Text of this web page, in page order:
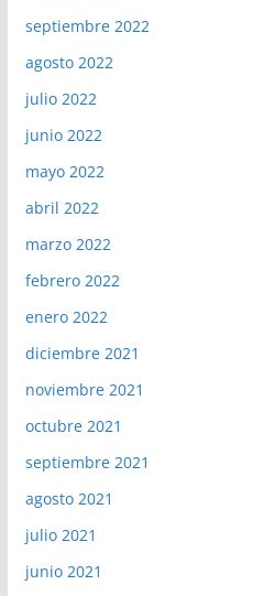
septiembre 2022
agosto 2022
julio 2022
junio 2022
mayo 2022
abril 2022
marzo 2022
febrero 2022
enero 2022
diciembre 2021
noviembre 2021
octubre 2021
septiembre 2021
agosto 2021
julio 2021
junio 2021